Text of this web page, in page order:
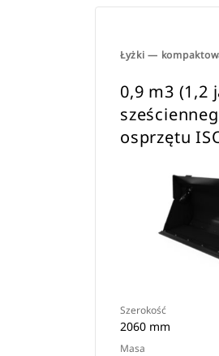
Łyżki —
0,9 m3 (1,2
osprzętu
Szerokość
2060 mm
Masa